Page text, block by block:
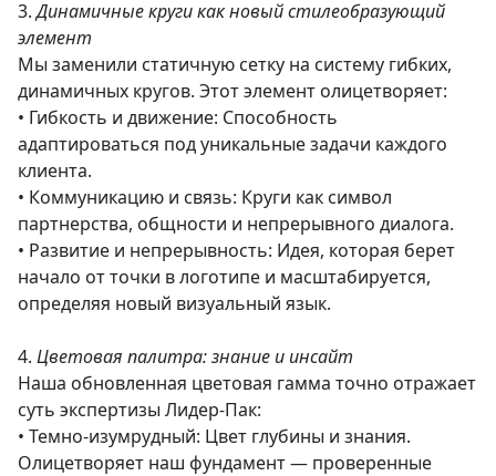
3.Динамичные круги как новый стилеобразующий
элемент
Мы заменили статичную сетку на систему гибких,
динамичных кругов. Этот элемент олицетворяет:
• Гибкость и движение: Способность
адаптироваться под уникальные задачи каждого
клиента.
• Коммуникацию и связь: Круги как символ
партнерства, общности и непрерывного диалога.
• Развитие и непрерывность: Идея, которая берет
начало от точки в логотипе и масштабируется,
определяя новый визуальный язык.
4. Цветовая палитра: знание и инсайт
Наша обновленная цветовая гамма точно отражает
суть экспертизы Лидер-Пак:
• Темно-изумрудный: Цвет глубины и знания.
Олицетворяет наш фундамент — проверенные